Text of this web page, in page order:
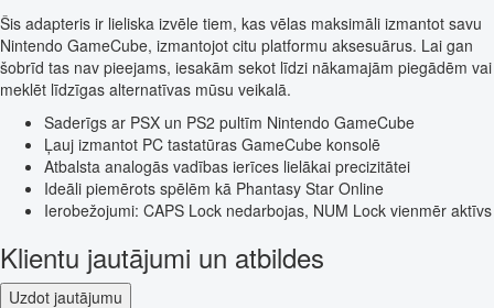
Šis adapteris ir lieliska izvēle tiem, kas vēlas maksimāli izmantot savu
Nintendo GameCube, izmantojot citu platformu aksesuārus. Lai gan
šobrīd tas nav pieejams, iesakām sekot līdzi nākamajām piegādēm vai
meklēt līdzīgas alternatīvas mūsu veikalā.
Saderīgs ar PSX un PS2 pultīm Nintendo GameCube
Ļauj izmantot PC tastatūras GameCube konsolē
Atbalsta analogās vadības ierīces lielākai precizitātei
Ideāli piemērots spēlēm kā Phantasy Star Online
Ierobežojumi: CAPS Lock nedarbojas, NUM Lock vienmēr aktīvs
Klientu jautājumi un atbildes
Uzdot jautājumu